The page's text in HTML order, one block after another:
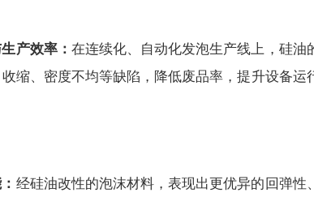
产效率： 在连续化、自动化发泡生产线上，硅
缩、密度不均等缺陷，降低废品率，提升设备
经硅油改性的泡沫材料，表现出更优异的回弹